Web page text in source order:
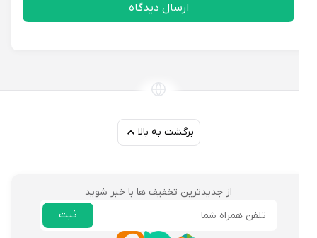
ارسال دیدگاه
برگشت به بالا
از جدیدترین تخفیف ها با خبر شوید